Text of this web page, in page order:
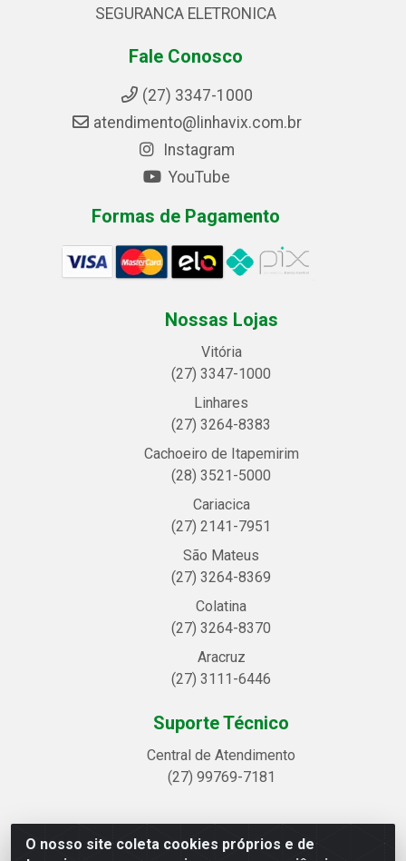
O nosso site coleta cookies próprios e de
SEGURANCA ELETRONICA
Fale Conosco
(27) 3347-1000
atendimento@linhavix.com.br
Instagram
YouTube
Formas de Pagamento
Nossas Lojas
Vitória
(27) 3347-1000
Linhares
(27) 3264-8383
Cachoeiro de Itapemirim
(28) 3521-5000
Cariacica
(27) 2141-7951
São Mateus
(27) 3264-8369
Colatina
(27) 3264-8370
Aracruz
(27) 3111-6446
Suporte Técnico
Central de Atendimento
(27) 99769-7181
Linhavix Distribuidora LTDA - Avenida Alegre, 2521 -